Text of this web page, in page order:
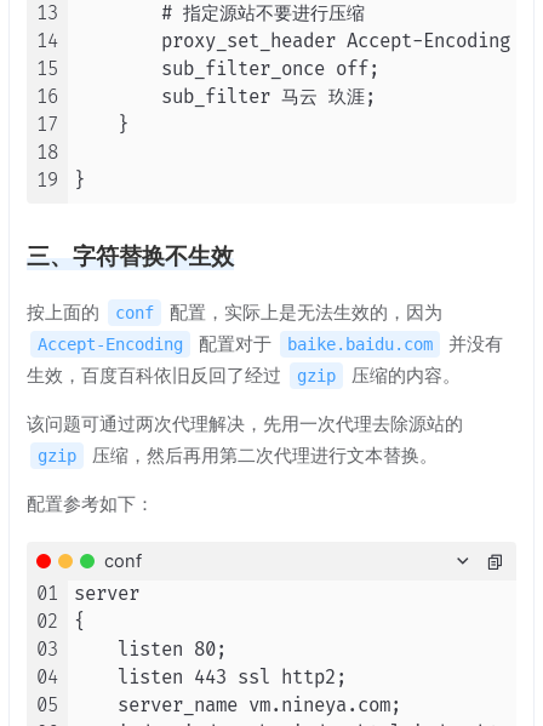
13
14
15
16
17
18
19
        # 指定源站不要进行压缩
proxy_set_header Accept-Encoding
        sub_filter_once off;
        sub_filter 马云 玖涯;
    }
三、字符替换不生效
按上面的 conf 配置，实际上是无法生效的，因为
Accept-Encoding 配置对于 baike.baidu.com
并没有
生效，百度百科依旧反回了经过
gzip 压缩的内容。
该问题可通过两次代理解决，先用一次代理去除源站的
gzip 压缩，然后再用第二次代理进行文本替换。
配置参考如下：
conf
01
02
03
04
05
server
{
    listen 80;
    listen 443 ssl http2;
    server_name vm.nineya.com;